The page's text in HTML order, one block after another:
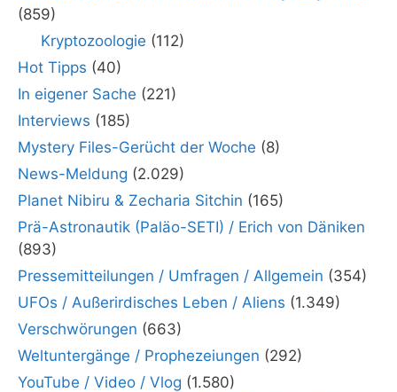
(859)
Kryptozoologie (112)
Hot Tipps (40)
In eigener Sache (221)
Interviews (185)
Mystery Files-Gerücht der Woche (8)
News-Meldung (2.029)
Planet Nibiru & Zecharia Sitchin (165)
Prä-Astronautik (Paläo-SETI) / Erich von Däniken
(893)
Pressemitteilungen / Umfragen / Allgemein (354)
UFOs / Außerirdisches Leben / Aliens (1.349)
Verschwörungen (663)
Weltuntergänge / Prophezeiungen (292)
YouTube / Video / Vlog (1.580)